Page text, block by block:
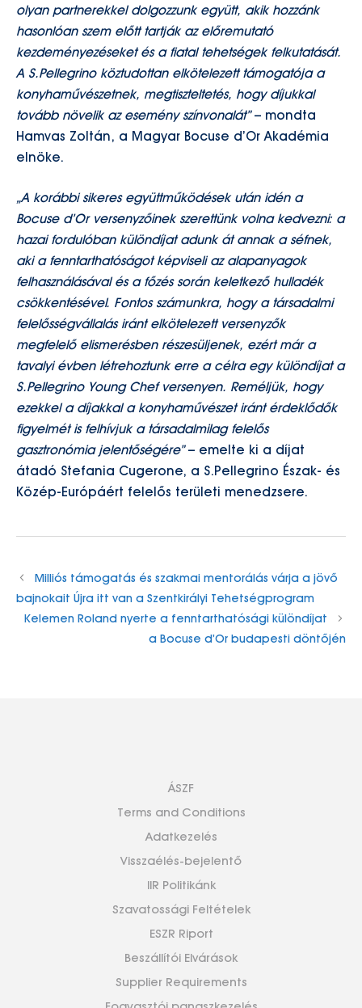
olyan partnerekkel dolgozzunk együtt, akik hozzánk
hasonlóan szem előtt tartják az előremutató
kezdeményezéseket és a fiatal tehetségek felkutatását.
A S.Pellegrino köztudottan elkötelezett támogatója a
konyhaművészetnek, megtiszteltetés, hogy díjukkal
tovább növelik az esemény színvonalát” – mondta
Hamvas Zoltán, a Magyar Bocuse d’Or Akadémia
elnöke.
„A korábbi sikeres együttműködések után idén a
Bocuse d’Or versenyzőinek szerettünk volna kedvezni: a
hazai fordulóban különdíjat adunk át annak a séfnek,
aki a fenntarthatóságot képviseli az alapanyagok
felhasználásával és a főzés során keletkező hulladék
csökkentésével. Fontos számunkra, hogy a társadalmi
felelősségvállalás iránt elkötelezett versenyzők
megfelelő elismerésben részesüljenek, ezért már a
tavalyi évben létrehoztunk erre a célra egy különdíjat a
S.Pellegrino Young Chef versenyen. Reméljük, hogy
ezekkel a díjakkal a konyhaművészet iránt érdeklődők
figyelmét is felhívjuk a társadalmilag felelős
gasztronómia jelentőségére” – emelte ki a díjat
átadó Stefania Cugerone, a S.Pellegrino Észak- és
Közép-Európáért felelős területi menedzsere.
Milliós támogatás és szakmai mentorálás várja a jövő
bajnokait Újra itt van a Szentkirályi Tehetségprogram
Kelemen Roland nyerte a fenntarthatósági különdíjat
a Bocuse d’Or budapesti döntőjén
ÁSZF
Terms and Conditions
Adatkezelés
Visszaélés-bejelentő
IIR Politikánk
Szavatossági Feltételek
ESZR Riport
Beszállítói Elvárások
Supplier Requirements